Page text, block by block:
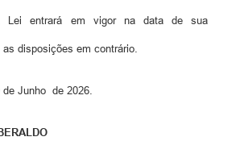
entrará em vigor na data de sua
disposições em contrário.
de Junho de 2026.